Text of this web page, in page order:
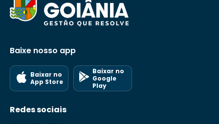
Baixe nosso app
Baixar no
App Store
Baixar no
Google
Play
Redes sociais